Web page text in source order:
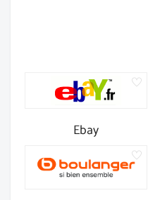
Ebay